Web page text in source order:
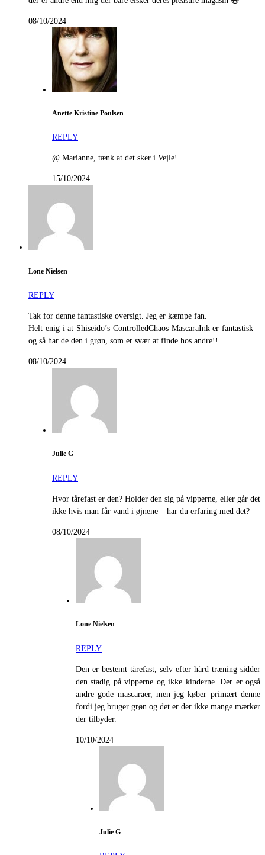
08/10/2024
Anette Kristine Poulsen
REPLY
@ Marianne, tænk at det sker i Vejle!
15/10/2024
Lone Nielsen
REPLY
Tak for denne fantastiske oversigt. Jeg er kæmpe fan.
Helt enig i at Shiseido’s ControlledChaos MascaraInk er fantastisk –
og så har de den i grøn, som er svær at finde hos andre!!
08/10/2024
Julie G
REPLY
Hvor tårefast er den? Holder den sig på vipperne, eller går det
ikke hvis man får vand i øjnene – har du erfaring med det?
08/10/2024
Lone Nielsen
REPLY
Den er bestemt tårefast, selv efter hård træning sidder
den stadig på vipperne og ikke kinderne. Der er også
andre gode mascaraer, men jeg køber primært denne
fordi jeg bruger grøn og det er der ikke mange mærker
der tilbyder.
10/10/2024
Julie G